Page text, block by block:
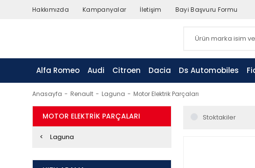
Hakkımızda Kampanyalar İletişim Bayi Başvuru Formu
Alfa Romeo Audi Citroen Dacia Ds Automobiles
Anasayfa Renault Laguna Motor Elektrik Parçaları
MOTOR ELEKTRIK PARÇALARI
Laguna
Stoktakiler